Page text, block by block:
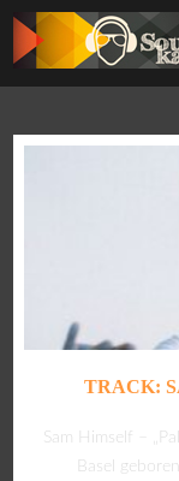
TRACK:
Sam Himself –
Basel